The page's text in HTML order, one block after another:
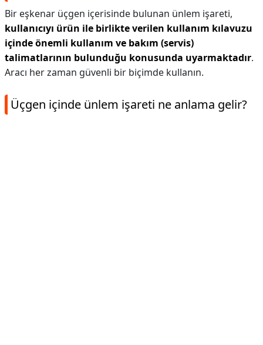
Bir eşkenar üçgen içerisinde bulunan ünlem işareti,
kullanıcıyı ürün ile birlikte verilen kullanım kılavuzu
içinde önemli kullanım ve bakım (servis)
talimatlarının bulunduğu konusunda uyarmaktadır.
Aracı her zaman güvenli bir biçimde kullanın.
Üçgen içinde ünlem işareti ne anlama gelir?